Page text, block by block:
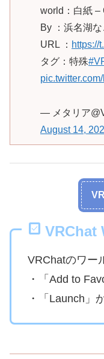
world：白紙 –
By ：浜名湖な
URL ： https://
タグ：特殊
— メタリア
August 14,
VRChat
VRChatのワー
・「Add to
・「Launch」